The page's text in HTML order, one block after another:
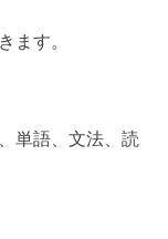
ます。
単語、文法、読